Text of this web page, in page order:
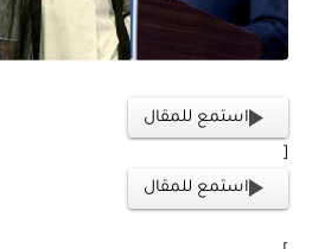
استمع للمقال
استمع للمقال